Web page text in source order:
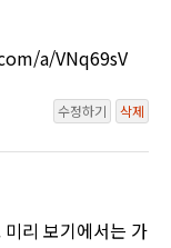
a/VNq69sV
수정하기 삭제
리 보기에서는 가